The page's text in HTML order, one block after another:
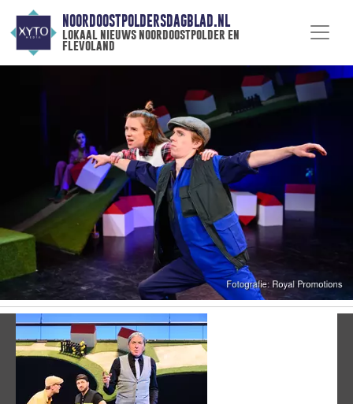
NOORDOOSTPOLDERSDAGBLAD.NL
lokaal nieuws noordoostpolder en
flevoland
Vorige